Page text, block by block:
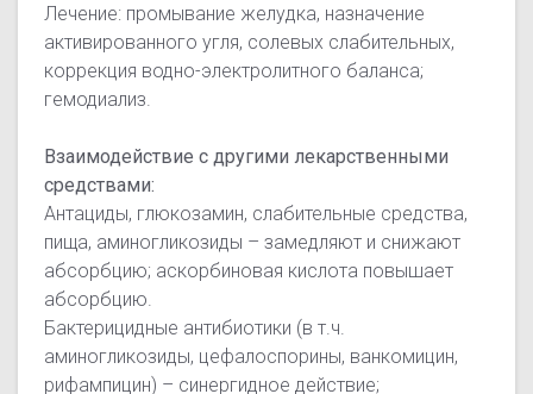
Лечение: промывание желудка, назначение
активированного угля, солевых слабительных,
коррекция водно-электролитного баланса;
гемодиализ.
Взаимодействие с другими лекарственными
средствами:
Антациды, глюкозамин, слабительные средства,
пища, аминогликозиды – замедляют и снижают
абсорбцию; аскорбиновая кислота повышает
абсорбцию.
Бактерицидные антибиотики (в т.ч.
аминогликозиды, цефалоспорины, ванкомицин,
рифампицин) – синергидное действие;